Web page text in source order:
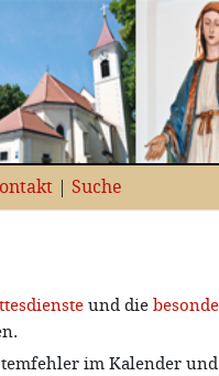
| Suche
und die
im Kalender